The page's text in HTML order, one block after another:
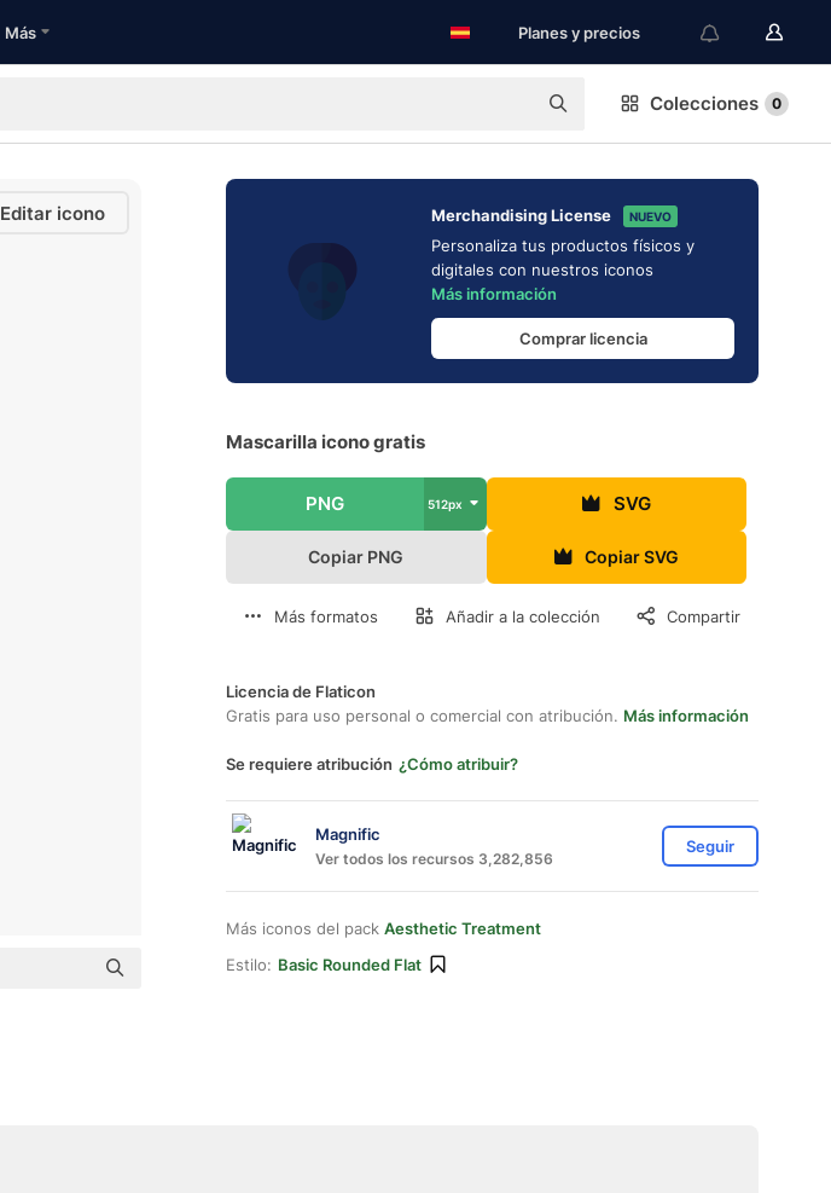
Más Planes y precios
Colecciones 0
Editar icono Merchandising License NUEVO
Personaliza tus productos físicos y
digitales con nuestros iconos
Más información
Comprar licencia
Mascarilla icono gratis
PNG 512px SVG
Copiar PNG Copiar SVG
Más formatos Añadir a la colección Compartir
Licencia de Flaticon
Gratis para uso personal o comercial con atribución. Más información
Se requiere atribución ¿Cómo atribuir?
Magnific
Ver todos los recursos 3,282,856
Seguir
Más iconos del pack Aesthetic Treatment
Estilo: Basic Rounded Flat